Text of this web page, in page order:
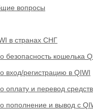
вопросы
в странах СНГ
безопасность кошелька
вход/регистрацию в QIWI
оплату и перевод
пополнение и вывод с